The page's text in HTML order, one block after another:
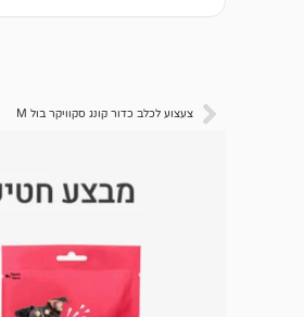
צעצוע לכלב כדור קונג סקוויקר בול M